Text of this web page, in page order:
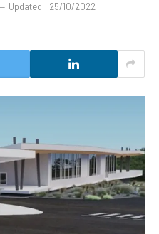
Updated: 25/10/2022